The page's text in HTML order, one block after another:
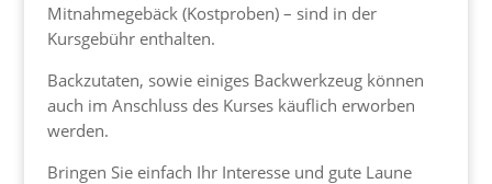
Mitnahmegebäck (Kostproben) – sind in der
Kursgebühr enthalten.
Backzutaten, sowie einiges Backwerkzeug können
auch im Anschluss des Kurses käuflich erworben
werden.
Bringen Sie einfach Ihr Interesse und gute Laune